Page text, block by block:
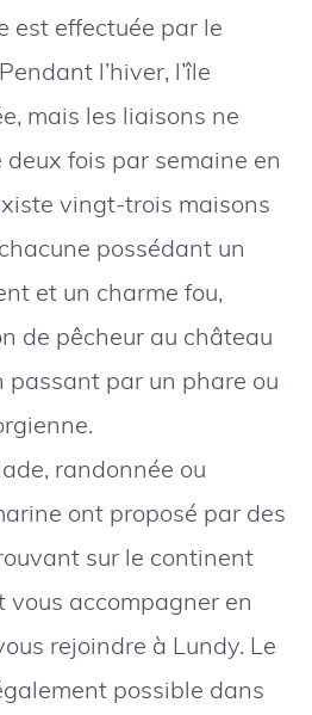
est effectuée par le
l’hiver, l’île
mais les liaisons ne
deux fois par semaine en
vingt-trois maisons
possédant un
et un charme fou,
de pêcheur au château
passant par un phare ou
randonnée ou
ont proposé par des
sur le continent
vous accompagner en
rejoindre à Lundy. Le
possible dans